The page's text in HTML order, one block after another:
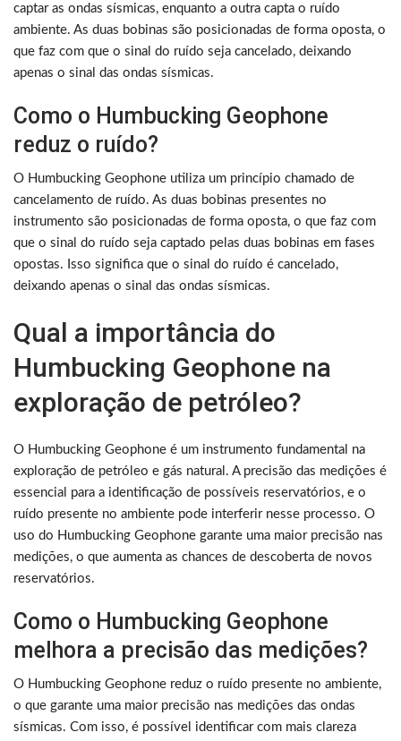
captar as ondas sísmicas, enquanto a outra capta o ruído
ambiente. As duas bobinas são posicionadas de forma oposta, o
que faz com que o sinal do ruído seja cancelado, deixando
apenas o sinal das ondas sísmicas.
Como o Humbucking Geophone
reduz o ruído?
O Humbucking Geophone utiliza um princípio chamado de
cancelamento de ruído. As duas bobinas presentes no
instrumento são posicionadas de forma oposta, o que faz com
que o sinal do ruído seja captado pelas duas bobinas em fases
opostas. Isso significa que o sinal do ruído é cancelado,
deixando apenas o sinal das ondas sísmicas.
Qual a importância do
Humbucking Geophone na
exploração de petróleo?
O Humbucking Geophone é um instrumento fundamental na
exploração de petróleo e gás natural. A precisão das medições é
essencial para a identificação de possíveis reservatórios, e o
ruído presente no ambiente pode interferir nesse processo. O
uso do Humbucking Geophone garante uma maior precisão nas
medições, o que aumenta as chances de descoberta de novos
reservatórios.
Como o Humbucking Geophone
melhora a precisão das medições?
O Humbucking Geophone reduz o ruído presente no ambiente,
o que garante uma maior precisão nas medições das ondas
sísmicas. Com isso, é possível identificar com mais clareza